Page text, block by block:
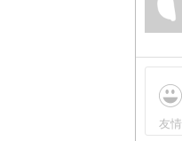
友情